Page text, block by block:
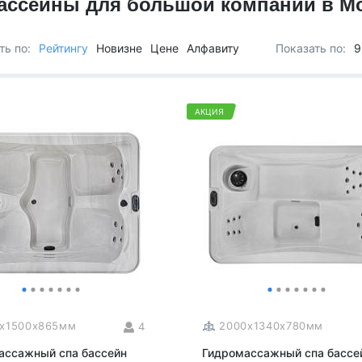
Для семьи
Для вечеринок
Страна производитель
Из Италии
США
Из Германии
Из Китая
Из Канады
Из Чехии
Sunrans
Fiinn
American Whirlpool
Treesse
Coast Spas
Bellagio
Villeroy & Boch
Wellis
Sundance Spas
для большой компании в
по: Рейтингу Новизне Цене Алфавиту Показать по: 9
4
спа бассейн
АКЦИЯ
2000x1340x780мм
Гидромассажный спа